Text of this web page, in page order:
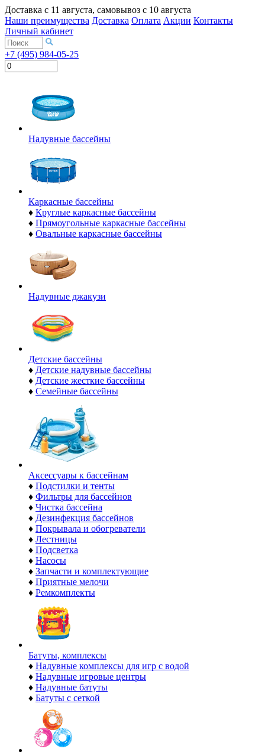
Доставка с 11 августа, самовывоз с 10 августа
Наши преимущества Доставка Оплата Акции Контакты
Личный кабинет
+7 (495) 984-05-25
Надувные бассейны
Каркасные бассейны
♦ Круглые каркасные бассейны
♦ Прямоугольные каркасные бассейны
♦ Овальные каркасные бассейны
Надувные джакузи
Детские бассейны
♦ Детские надувные бассейны
♦ Детские жесткие бассейны
♦ Семейные бассейны
Аксессуары к бассейнам
♦ Подстилки и тенты
♦ Фильтры для бассейнов
♦ Чистка бассейна
♦ Дезинфекция бассейнов
♦ Покрывала и обогреватели
♦ Лестницы
♦ Подсветка
♦ Насосы
♦ Запчасти и комплектующие
♦ Приятные мелочи
♦ Ремкомплекты
Батуты, комплексы
♦ Надувные комплексы для игр с водой
♦ Надувные игровые центры
♦ Надувные батуты
♦ Батуты с сеткой